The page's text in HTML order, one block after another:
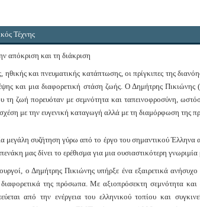
Τέχνης
απόκριση και τη διάκριση
ηθικής και πνευματικής κατάπτωσης, οι πρίγκιπες της
και μια διαφορετική στάση ζωής. Ο Δημήτρης
τη ζωή πορευόταν με σεμνότητα και ταπεινοφροσύνη,
σχέση με την ευγενική καταγωγή αλλά με τη διαμόρφωση της
μεγάλη συζήτηση γύρω από το έργο του σημαντικού Έλληνα
μας δίνει το ερέθισμα για μια ουσιαστικότερη γνωριμία
ο Δημήτρης Πικιώνης υπήρξε ένα εξαιρετικά
της πρόσωπα. Με αξιοπρόσεκτη σεμνότητα και
από την ενέργεια του ελληνικού τοπίου και